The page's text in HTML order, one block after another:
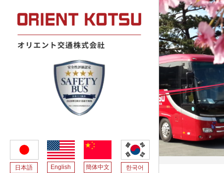
日本語 English 簡体中文 한국어